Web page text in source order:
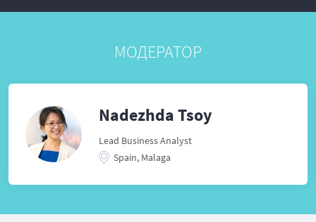
МОДЕРАТОР
Nadezhda Tsoy
Lead Business Analyst
Spain, Malaga